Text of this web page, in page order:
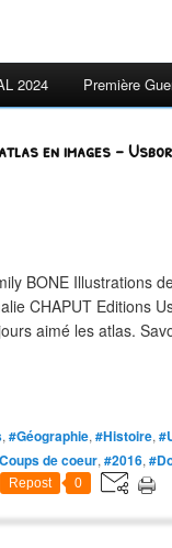
2024 Première
en images –
BONE Illustrations
CHAPUT Editions
aimé les atlas.
, #Géographie, #Histoire,
de coeur, #2016,
Repost 0